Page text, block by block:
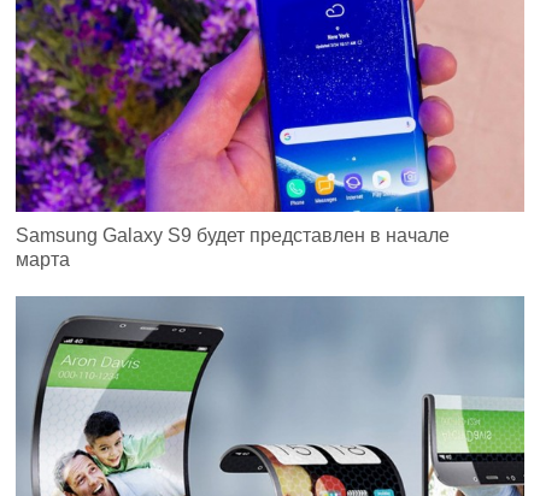
Samsung Galaxy S9 будет представлен в начале
марта